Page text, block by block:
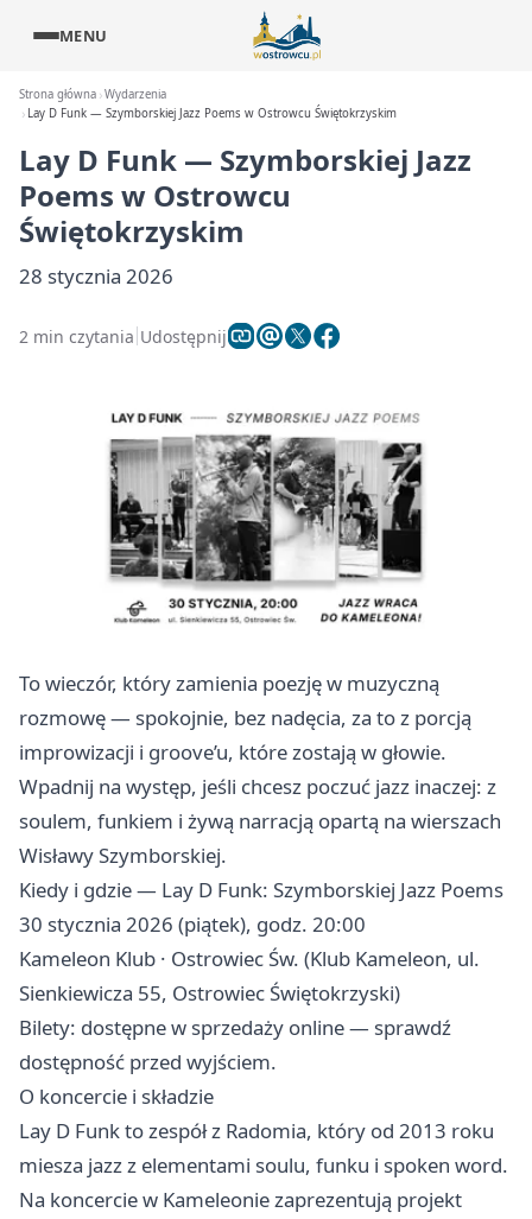
MENU
Strona główna Wydarzenia
Lay D Funk — Szymborskiej Jazz Poems w Ostrowcu Świętokrzyskim
Lay D Funk — Szymborskiej Jazz
Poems w Ostrowcu
Świętokrzyskim
28 stycznia 2026
2 min czytania Udostępnij
To wieczór, który zamienia poezję w muzyczną
rozmowę — spokojnie, bez nadęcia, za to z porcją
improwizacji i groove’u, które zostają w głowie.
Wpadnij na występ, jeśli chcesz poczuć jazz inaczej: z
soulem, funkiem i żywą narracją opartą na wierszach
Wisławy Szymborskiej.
Kiedy i gdzie — Lay D Funk: Szymborskiej Jazz Poems
30 stycznia 2026 (piątek), godz. 20:00
Kameleon Klub · Ostrowiec Św. (Klub Kameleon, ul.
Sienkiewicza 55, Ostrowiec Świętokrzyski)
Bilety: dostępne w sprzedaży online — sprawdź
dostępność przed wyjściem.
O koncercie i składzie
Lay D Funk to zespół z Radomia, który od 2013 roku
miesza jazz z elementami soulu, funku i spoken word.
Na koncercie w Kameleonie zaprezentują projekt